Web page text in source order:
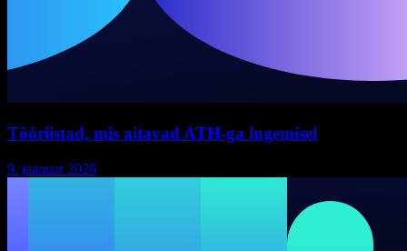
Tööriistad, mis aitavad ATH-ga lugemisel
9. jaanuar 2026